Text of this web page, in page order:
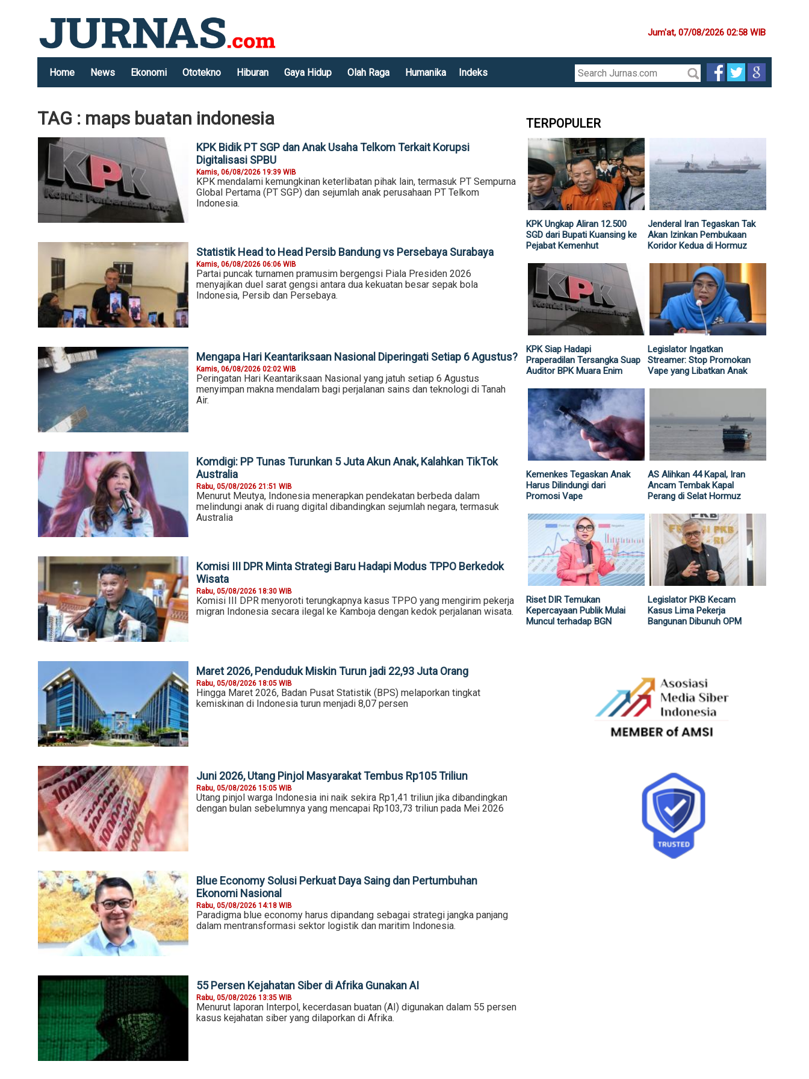
Jum'at, 07/08/2026 02:58 WIB
Home News Ekonomi Ototekno Hiburan Gaya Hidup Olah Raga Humanika Indeks
TAG : maps buatan indonesia
KPK Bidik PT SGP dan Anak Usaha Telkom Terkait Korupsi
Digitalisasi SPBU
Kamis, 06/08/2026 19:39 WIB
KPK mendalami kemungkinan keterlibatan pihak lain, termasuk PT Sempurna
Global Pertama (PT SGP) dan sejumlah anak perusahaan PT Telkom
Indonesia.
Statistik Head to Head Persib Bandung vs Persebaya Surabaya
Kamis, 06/08/2026 06:06 WIB
Partai puncak turnamen pramusim bergengsi Piala Presiden 2026
menyajikan duel sarat gengsi antara dua kekuatan besar sepak bola
Indonesia, Persib dan Persebaya.
Mengapa Hari Keantariksaan Nasional Diperingati Setiap 6 Agustus?
Kamis, 06/08/2026 02:02 WIB
Peringatan Hari Keantariksaan Nasional yang jatuh setiap 6 Agustus
menyimpan makna mendalam bagi perjalanan sains dan teknologi di Tanah
Air.
Komdigi: PP Tunas Turunkan 5 Juta Akun Anak, Kalahkan TikTok
Australia
Rabu, 05/08/2026 21:51 WIB
Menurut Meutya, Indonesia menerapkan pendekatan berbeda dalam
melindungi anak di ruang digital dibandingkan sejumlah negara, termasuk
Australia
Komisi III DPR Minta Strategi Baru Hadapi Modus TPPO Berkedok
Wisata
Rabu, 05/08/2026 18:30 WIB
Komisi III DPR menyoroti terungkapnya kasus TPPO yang mengirim pekerja
migran Indonesia secara ilegal ke Kamboja dengan kedok perjalanan wisata.
Maret 2026, Penduduk Miskin Turun jadi 22,93 Juta Orang
Rabu, 05/08/2026 18:05 WIB
Hingga Maret 2026, Badan Pusat Statistik (BPS) melaporkan tingkat
kemiskinan di Indonesia turun menjadi 8,07 persen
Juni 2026, Utang Pinjol Masyarakat Tembus Rp105 Triliun
Rabu, 05/08/2026 15:05 WIB
Utang pinjol warga Indonesia ini naik sekira Rp1,41 triliun jika dibandingkan
dengan bulan sebelumnya yang mencapai Rp103,73 triliun pada Mei 2026
Blue Economy Solusi Perkuat Daya Saing dan Pertumbuhan
Ekonomi Nasional
Rabu, 05/08/2026 14:18 WIB
Paradigma blue economy harus dipandang sebagai strategi jangka panjang
dalam mentransformasi sektor logistik dan maritim Indonesia.
55 Persen Kejahatan Siber di Afrika Gunakan AI
Rabu, 05/08/2026 13:35 WIB
Menurut laporan Interpol, kecerdasan buatan (AI) digunakan dalam 55 persen
kasus kejahatan siber yang dilaporkan di Afrika.
TERPOPULER
KPK Ungkap Aliran 12.500
SGD dari Bupati Kuansing ke
Pejabat Kemenhut
Jenderal Iran Tegaskan Tak
Akan Izinkan Pembukaan
Koridor Kedua di Hormuz
KPK Siap Hadapi
Praperadilan Tersangka Suap
Auditor BPK Muara Enim
Legislator Ingatkan
Streamer: Stop Promokan
Vape yang Libatkan Anak
Kemenkes Tegaskan Anak
Harus Dilindungi dari
Promosi Vape
AS Alihkan 44 Kapal, Iran
Ancam Tembak Kapal
Perang di Selat Hormuz
Riset DIR Temukan
Kepercayaan Publik Mulai
Muncul terhadap BGN
Legislator PKB Kecam
Kasus Lima Pekerja
Bangunan Dibunuh OPM